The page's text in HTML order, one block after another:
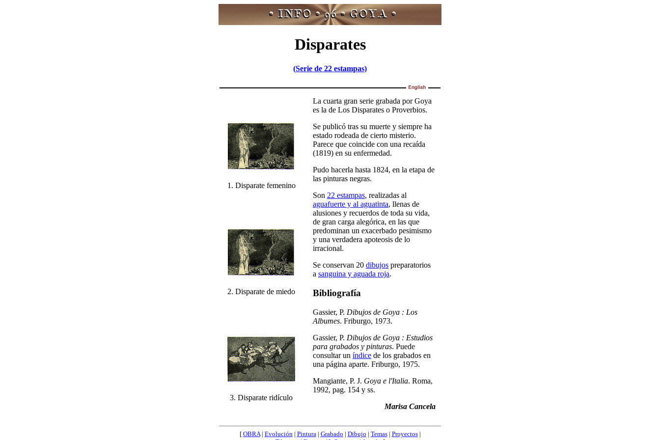
Disparates
(Serie de 22 estampas)
La cuarta gran serie grabada por Goya
es la de Los Disparates o Proverbios.
Se publicó tras su muerte y siempre ha
estado rodeada de cierto misterio.
Parece que coincide con una recaída
(1819) en su enfermedad.
Pudo hacerla hasta 1824, en la etapa de
las pinturas negras.
Son 22 estampas, realizadas al
aguafuerte y al aguatinta, llenas de
alusiones y recuerdos de toda su vida,
de gran carga alegórica, en las que
predominan un exacerbado pesimismo
y una verdadera apoteosis de lo
irracional.
Se conservan 20 dibujos preparatorios
a sanguina y aguada roja.
Bibliografía
Gassier, P. Dibujos de Goya : Los
Albumes. Friburgo, 1973.
Gassier, P. Dibujos de Goya : Estudios
para grabados y pinturas. Puede
consultar un índice de los grabados en
una página aparte. Friburgo, 1975.
Mangiante, P. J. Goya e l'Italia. Roma,
1992, pag. 154 y ss.
Marisa Cancela
1. Disparate femenino
2. Disparate de miedo
3. Disparate ridículo
[ OBRA| Evolución| Pintura| Grabado | Dibujo | Temas| Proyectos|